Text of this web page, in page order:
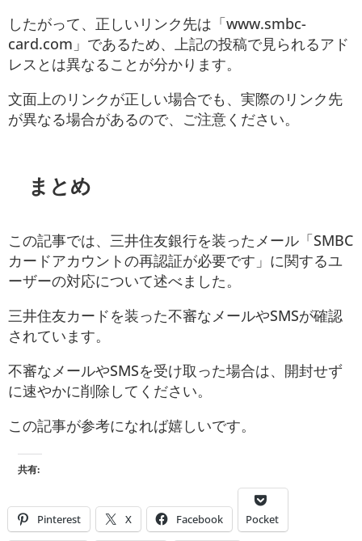
したがって、正しいリンク先は「www.smbc-
card.com」であるため、上記の投稿で見られるアド
レスとは異なることが分かります。
文面上のリンクが正しい場合でも、実際のリンク先
が異なる場合があるので、ご注意ください。
まとめ
この記事では、三井住友銀行を装ったメール「SMBC
カードアカウントの再認証が必要です」に関するユ
ーザーの対応について述べました。
三井住友カードを装った不審なメールやSMSが確認
されています。
不審なメールやSMSを受け取った場合は、開封せず
に速やかに削除してください。
この記事が参考になれば嬉しいです。
共有:
Pinterest X Facebook Pocket